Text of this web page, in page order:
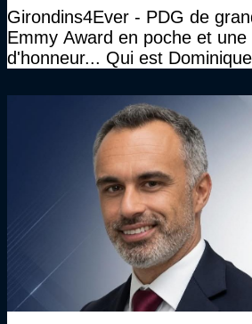
Girondins4Ever - PDG de
Emmy Award en poche et une
d'honneur... Qui est